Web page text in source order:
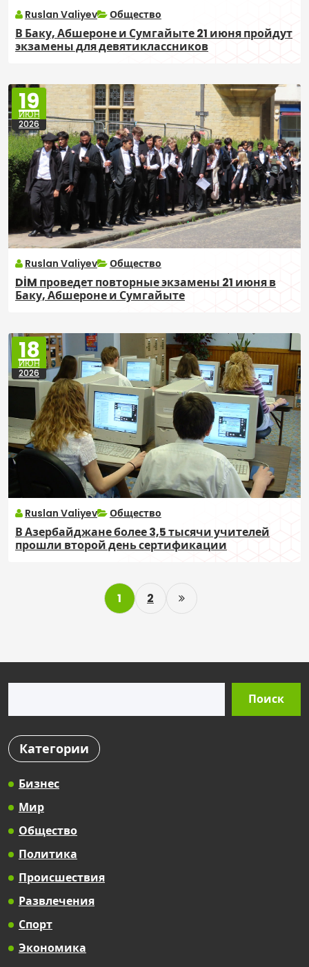
Ruslan Valiyev Общество
В Баку, Абшероне и Сумгайыте 21 июня пройдут
экзамены для девятиклассников
19
ИЮН
2026
Ruslan Valiyev Общество
DİM проведет повторные экзамены 21 июня в
Баку, Абшероне и Сумгайыте
18
ИЮН
2026
Ruslan Valiyev Общество
В Азербайджане более 3,5 тысячи учителей
прошли второй день сертификации
P
o
a
1 2
Поиск
Категории
Бизнес
Мир
Общество
Политика
Происшествия
Развлечения
Спорт
Экономика